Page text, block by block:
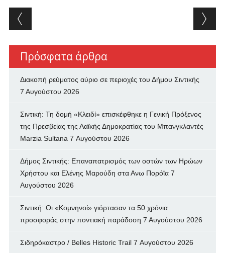
Post navigation
Πρόσφατα άρθρα
Διακοπή ρεύματος αύριο σε περιοχές του Δήμου Σιντικής
7 Αυγούστου 2026
Σιντική: Τη δομή «Κλειδί» επισκέφθηκε η Γενική Πρόξενος
της Πρεσβείας της Λαϊκής Δημοκρατίας του Μπανγκλαντές
Marzia Sultana 7 Αυγούστου 2026
Δήμος Σιντικής: Επαναπατρισμός των oστών των Ηρώων
Χρήστου και Ελένης Μαρούδη στα Ανω Πορόϊα 7
Αυγούστου 2026
Σιντική: Οι «Κομνηνοί» γιόρτασαν τα 50 χρόνια
προσφοράς στην ποντιακή παράδοση 7 Αυγούστου 2026
Σιδηρόκαστρο / Belles Historic Trail 7 Αυγούστου 2026